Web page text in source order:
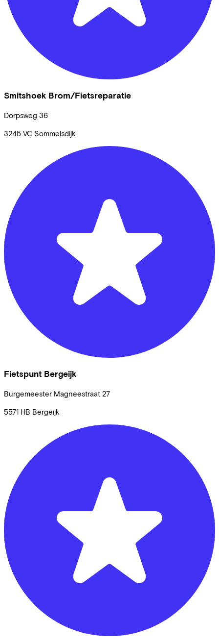
Smitshoek Brom/Fietsreparatie
Dorpsweg 36
3245 VC Sommelsdijk
Fietspunt Bergeijk
Burgemeester Magneestraat 27
5571 HB Bergeijk